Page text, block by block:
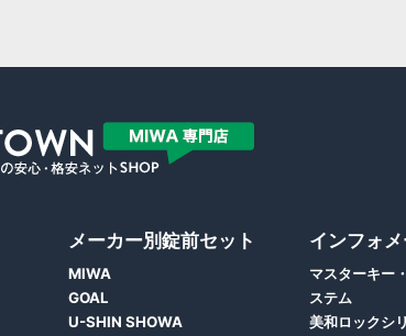
メーカー別錠前セット
MIWA
GOAL
U-SHIN SHOWA
インフォ
マスターキー
ステム
美和ロックシ